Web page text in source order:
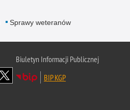
Sprawy weteranów
Biuletyn Informacji Publicznej
BIP KGP